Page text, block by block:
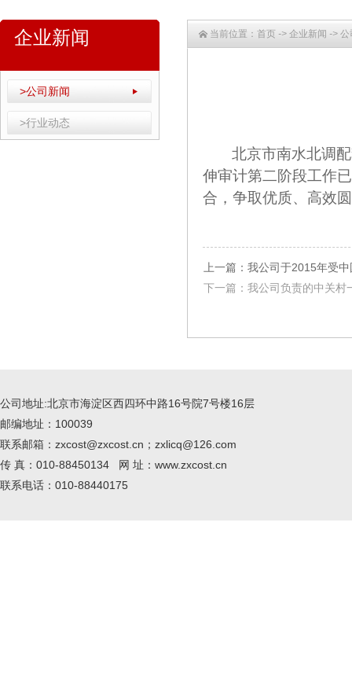
企业新闻
>公司新闻
>行业动态
当前位置： 首页 -> 企业新闻 -> 公
北京市南水北调
伸审计第二阶段工作
合，争取优质、高效
上一篇：我公司于2015年受
下一篇：我公司负责的中关村
公司地址:北京市海淀区西四环中路16号院7号楼16层
邮编地址：100039
联系邮箱：zxcost@zxcost.cn；zxlicq@126.com
传 真：010-88450134 网 址：www.zxcost.cn
联系电话：010-88440175